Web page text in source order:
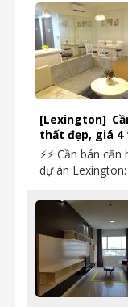
[Lexington]
thất đẹp, giá 4
⚡⚡ Cần bán
dự án